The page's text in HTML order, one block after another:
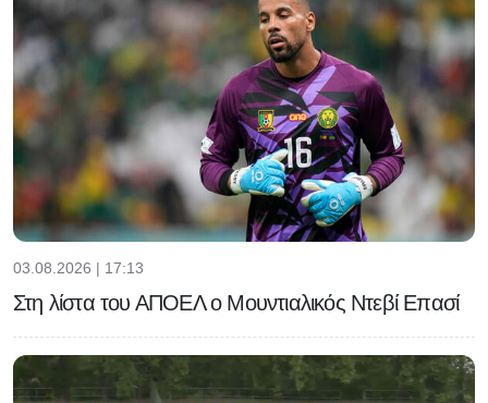
03.08.2026 | 17:13
Στη λίστα του ΑΠΟΕΛ ο Μουντιαλικός Ντεβί Επασί